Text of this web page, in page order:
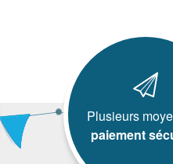
Plusieurs
paiement